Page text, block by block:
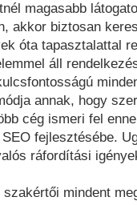
magasabb
akkor biztosan
óta tapasztalattal
áll
annak, hogy
cég ismeri fel
fejlesztésébe.
ráfordítási
mindent